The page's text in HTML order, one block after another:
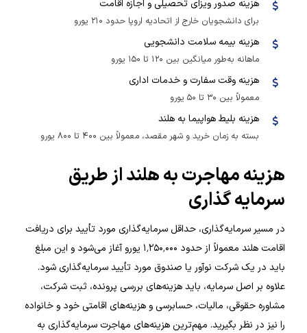
هزینه صدور ویزای تحصیلی و اجازه اقامت
برای دانشجویان خارج از اتحادیه اروپا حدود ۲۱۰ یورو
هزینه بیمه سلامت دانشجویی
ماهانه به‌طور میانگین بین ۱۲۰ تا ۱۵۰ یورو
هزینه وقت سفارت و خدمات اداری
معمولاً بین ۳۰ تا ۵۰ یورو
هزینه بلیط هواپیما به هلند
بسته به زمان خرید و شهر مقصد، معمولاً بین ۴۰۰ تا ۸۰۰ یورو
هزینه مهاجرت به هلند از طریق
سرمایه گذاری
در مسیر سرمایه‌گذاری، حداقل سرمایه‌گذاری مورد تأیید برای دریافت
اقامت هلند معمولاً از حدود ۱٬۲۵۰٬۰۰۰ یورو آغاز می‌شود و این مبلغ
باید در یک شرکت نوآور یا صندوق مورد تأیید سرمایه‌گذاری شود.
علاوه بر اصل سرمایه، باید هزینه‌های بررسی پرونده، ثبت شرکت،
مشاوره حقوقی، مالیات، حسابرسی و هزینه‌های اقامتی خود و خانواده
را نیز در نظر بگیرید. مهم‌ترین هزینه‌های مهاجرت سرمایه‌گذاری به